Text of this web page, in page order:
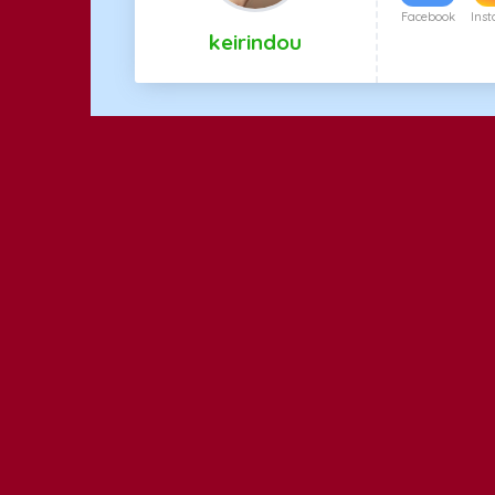
keirindou
Facebook